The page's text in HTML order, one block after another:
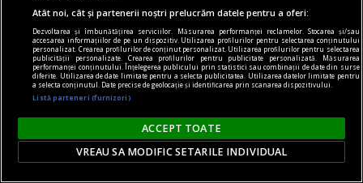
Atât noi, cât și partenerii noștri prelucrăm datele pentru a oferi:
Dezvoltarea și îmbunătățirea serviciilor. Măsurarea performanței reclamelor. Stocarea și/sau
accesarea informațiilor de pe un dispozitiv. Utilizarea profilurilor pentru selectarea conținutului
personalizat. Crearea profilurilor de conținut personalizat. Utilizarea profilurilor pentru selectarea
publicității personalizate. Crearea profilurilor pentru publicitate personalizată. Măsurarea
performanței conținutului. Înțelegerea publicului prin statistici sau combinații de date din surse
diferite. Utilizarea de date limitate pentru a selecta publicitatea. Utilizarea datelor limitate pentru
a selecta conținutul. Date precise de geolocație și identificarea prin scanarea dispozitivului.
Listă parteneri (furnizori)
ACCEPT TOATE
VREAU SA MODIFIC SETARILE INDIVIDUAL